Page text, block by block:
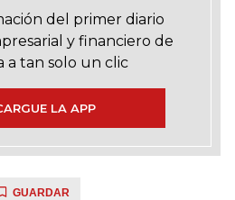
del primer diario
y financiero de
a tan solo un clic
LA APP
GUARDAR